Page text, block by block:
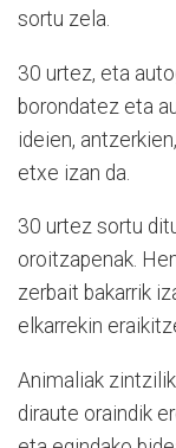
sortu zela.
30 urtez, eta
borondatez eta
ideien,
etxe izan da.
30 urtez sortu
oroitzapenak.
zerbait bakarrik
elkarrekin
Animaliak
diraute oraindik